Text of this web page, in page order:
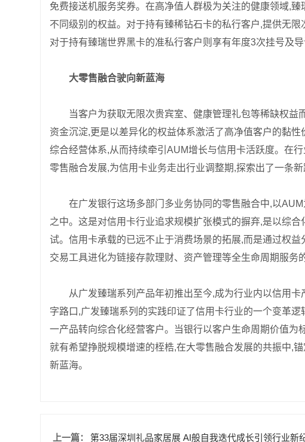
免费接送机服务奖券。在高净值人群极为关注的健康领域,
不同级别的权益。对于持有臻稀钻石卡的私行客户,提供无
对于持有臻瑞世界黑卡的准私行客户则享有年度3次挂号及导
大零售融合驶向新蓝海
当客户为获取无限次贵宾室、健康管理礼包等稀缺权益
资金沉淀,更是以差异化的权益体系激活了高净值客户的黏
综合经营体系,从而持续牵引AUM增长与信用卡活跃度。在
零售融合发展,为信用卡业务走出行业调整期,探索出了一条新
在广发银行这场多部门多业务协同的零售融合中,以
之中。这是对信用卡行业追求规模扩张模式的摒弃,是以综
试。信用卡承载的已远不止于消费场景的拓展,而是通过权
交易工具进化为链接存款理财、资产管理等全生命周期服务
从广发臻瑞系列产品年初推出至今,成为行业内以信用
字路口,广发臻瑞系列的实践印证了信用卡行业的一个变革
一产品转向综合化经营客户。当银行以客户生命周期价值为
就有希望挣脱规模增速的桎梏,在大零售融合发展的共振中,
新蓝海。
上一篇： 第33届深圳礼品家居展 AI般自我迭代成长引领行业新